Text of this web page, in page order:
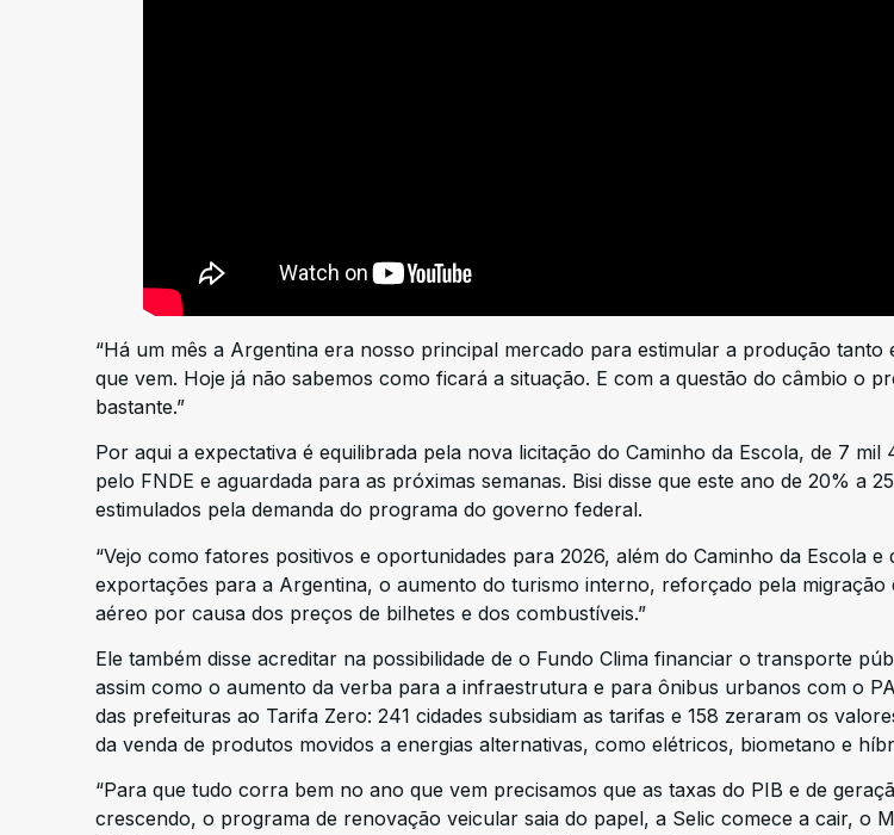
“Há um mês a Argentina era nosso principal mercado para estimular a produção tanto
que vem. Hoje já não sabemos como ficará a situação. E com a questão do câmbio o
bastante.”
Por aqui a expectativa é equilibrada pela nova licitação do Caminho da Escola, de 7 mil
pelo FNDE e aguardada para as próximas semanas. Bisi disse que este ano de 20% a
estimulados pela demanda do programa do governo federal.
“Vejo como fatores positivos e oportunidades para 2026, além do Caminho da Escola e
exportações para a Argentina, o aumento do turismo interno, reforçado pela migração
aéreo por causa dos preços de bilhetes e dos combustíveis.”
Ele também disse acreditar na possibilidade de o Fundo Clima financiar o transporte
assim como o aumento da verba para a infraestrutura e para ônibus urbanos com o
das prefeituras ao Tarifa Zero: 241 cidades subsidiam as tarifas e 158 zeraram os
da venda de produtos movidos a energias alternativas, como elétricos, biometano e
“Para que tudo corra bem no ano que vem precisamos que as taxas do PIB e de
crescendo, o programa de renovação veicular saia do papel, a Selic comece a cair, o